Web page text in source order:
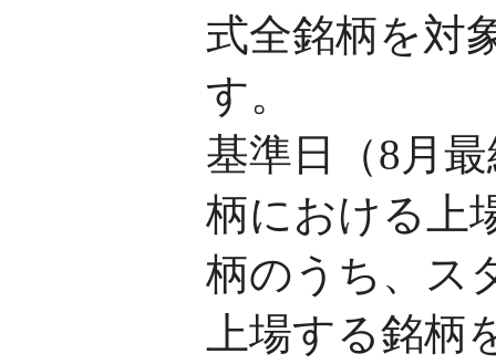
式全銘柄を対
す。
基準日（8月
柄における上
柄のうち、ス
上場する銘